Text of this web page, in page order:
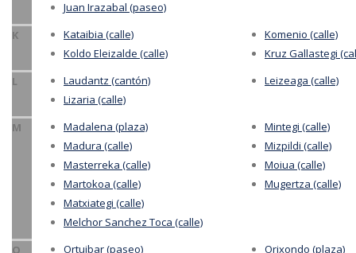
Juan Irazabal (paseo)
K
Kataibia (calle)
Koldo Eleizalde (calle)
Komenio (calle)
Kruz Gallastegi
L
Laudantz (cantón)
Lizaria (calle)
Leizeaga (calle)
M
Madalena (plaza)
Madura (calle)
Masterreka (calle)
Martokoa (calle)
Matxiategi (calle)
Melchor Sanchez Toca (calle)
Mintegi (calle)
Mizpildi (calle)
Moiua (calle)
Mugertza (calle)
O
Ortuibar (paseo)
Orixondo (plaza)